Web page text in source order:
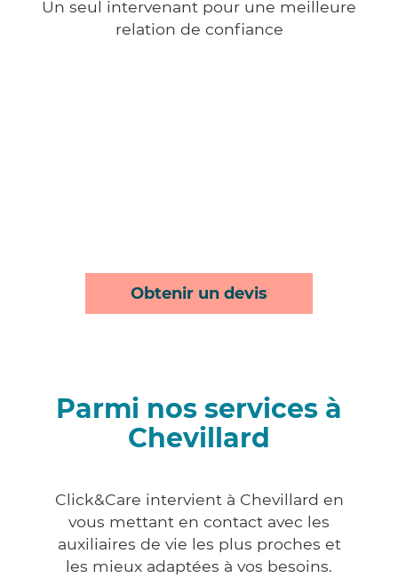
Un seul intervenant pour une meilleure
relation de confiance
Obtenir un devis
Parmi nos services à
Chevillard
Click&Care intervient à Chevillard en
vous mettant en contact avec les
auxiliaires de vie les plus proches et
les mieux adaptées à vos besoins.